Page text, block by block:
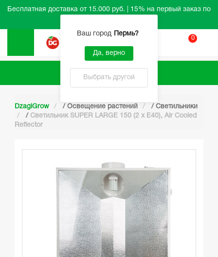
Бесплатная доставка от 15.000 руб. | 15% на первый заказ по
Ваш город Пермь?
Да, верно
Выбрать другой
0
Каталог
DzagiGrow / Освещение растений / Светильники
/ Светильник SUPER LARGE 150 (2 x E40), Air Cooled
Reflector